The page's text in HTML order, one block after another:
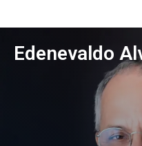
Edenevaldo